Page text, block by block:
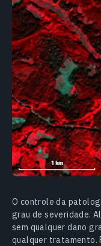
O controle da
grau de severidade.
sem qualquer dano
qualquer tratamento.